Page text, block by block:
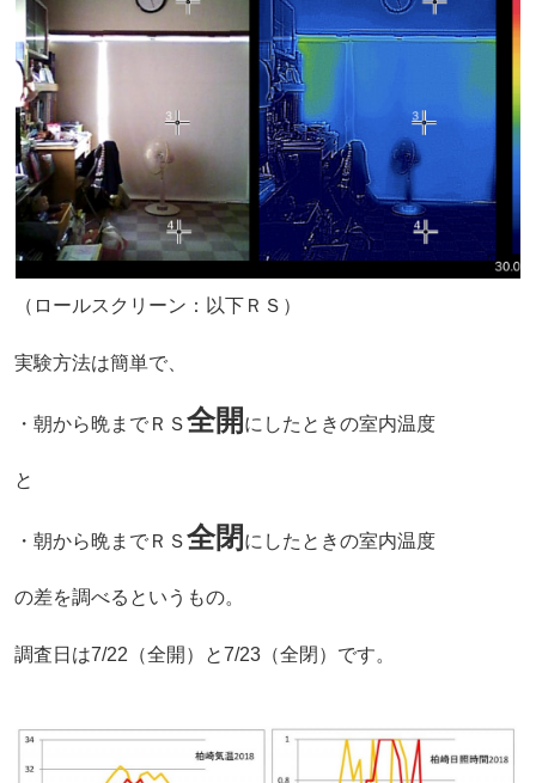
（ロールスクリーン：以下ＲＳ）
実験方法は簡単で、
・朝から晩までＲＳ全開 にしたときの室内温度
と
・朝から晩までＲＳ全閉 にしたときの室内温度
の差を調べるというもの。
調査日は7/22（全開）と7/23（全閉）です。